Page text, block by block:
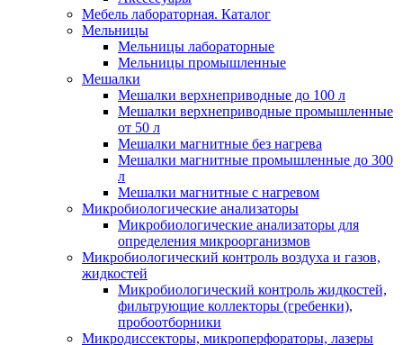
Мебель лабораторная. Каталог
Мельницы
Мельницы лабораторные
Мельницы промышленные
Мешалки
Мешалки верхнеприводные до 100 л
Мешалки верхнеприводные промышленные
от 50 л
Мешалки магнитные без нагрева
Мешалки магнитные промышленные до 300
л
Мешалки магнитные с нагревом
Микробиологические анализаторы
Микробиологические анализаторы для
определения микроорганизмов
Микробиологический контроль воздуха и газов,
жидкостей
Микробиологический контроль жидкостей,
фильтрующие коллекторы (гребенки),
пробоотборники
Микродиссекторы, микроперфораторы, лазеры